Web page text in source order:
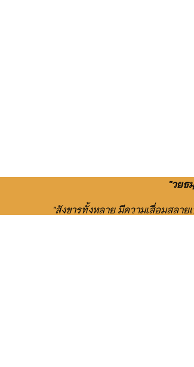
"วยธ
"สังขารทั้งหลาย มีความเสื่อมสลา